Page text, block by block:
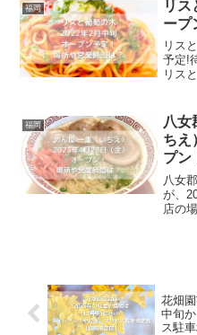
1000
福岡
リス
ープ
リス
予定!
リス
所の
とい
福岡
八女
ちえ
プン
八女
が、
店の
花畑
中旬
ス駐